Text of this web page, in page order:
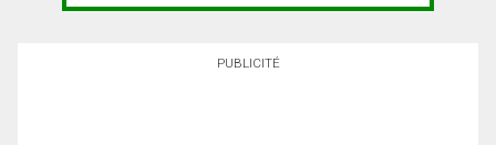
PUBLICITÉ